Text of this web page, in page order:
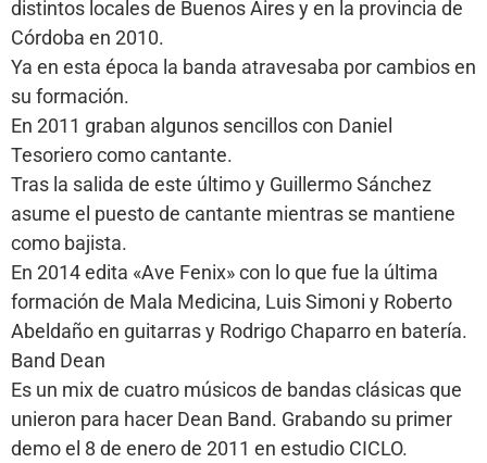
distintos locales de Buenos Aires y en la provincia de
Córdoba en 2010.
Ya en esta época la banda atravesaba por cambios en
su formación.
En 2011 graban algunos sencillos con Daniel
Tesoriero como cantante.
Tras la salida de este último y Guillermo Sánchez
asume el puesto de cantante mientras se mantiene
como bajista.
En 2014 edita «Ave Fenix» con lo que fue la última
formación de Mala Medicina, Luis Simoni y Roberto
Abeldaño en guitarras y Rodrigo Chaparro en batería.
Band Dean
Es un mix de cuatro músicos de bandas clásicas que
unieron para hacer Dean Band. Grabando su primer
demo el 8 de enero de 2011 en estudio CICLO.